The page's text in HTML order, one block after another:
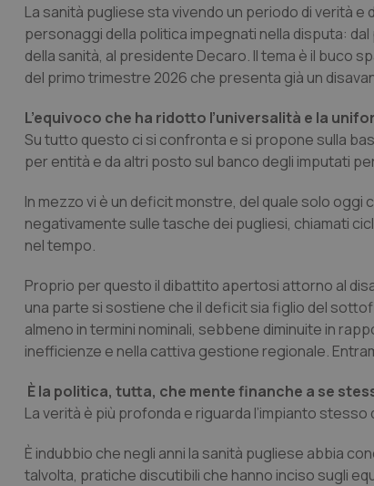
La sanità pugliese sta vivendo un periodo di verità
personaggi della politica impegnati nella disputa:
della sanità, al presidente Decaro. Il tema è il buco
del primo trimestre 2026 che presenta già un
L’equivoco che ha ridotto l’universalità e la
Su tutto questo ci si confronta e si propone sulla
per entità e da altri posto sul banco degli imputati
In mezzo vi è un deficit monstre, del quale solo
negativamente sulle tasche dei pugliesi, chiamati
nel tempo.
Proprio per questo il dibattito apertosi attorno al
una parte si sostiene che il deficit sia figlio del
almeno in termini nominali, sebbene diminuite in
inefficienze e nella cattiva gestione regionale.
È la politica, tutta, che mente finanche a se
La verità è più profonda e riguarda l’impianto
È indubbio che negli anni la sanità pugliese abbia
talvolta, pratiche discutibili che hanno inciso sugli